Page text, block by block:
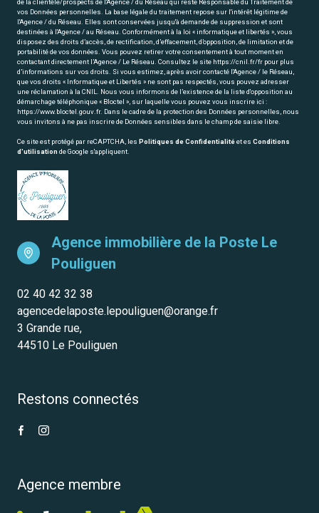
de la clientèle/prospects de l'Agence / du Réseau qui reste Responsable du Traitement de
vos Données personnelles. La base légale du traitement repose sur l'intérêt légitime de
l'Agence / du Réseau. Elles sont conservées jusqu'à demande de suppression et sont
destinées à l'Agence / au Réseau. Conformément à la loi « informatique et libertés », vous
disposez des droits d’accès, de rectification, d’effacement, d’opposition, de limitation et de
portabilité de vos données. Vous pouvez retirer votre consentement à tout moment en
contactant directement l’Agence / Le Réseau. Consultez le site https://cnil.fr/fr pour plus
d’informations sur vos droits. Si vous estimez, après avoir contacté l'Agence / le Réseau,
que vos droits « Informatique et Libertés » ne sont pas respectés, vous pouvez adresser
une réclamation à la CNIL. Nous vous informons de l’existence de la liste d'opposition au
démarchage téléphonique « Bloctel », sur laquelle vous pouvez vous inscrire ici :
https://www.bloctel.gouv.fr. Dans le cadre de la protection des Données personnelles, nous
vous invitons à ne pas inscrire de Données sensibles dans le champ de saisie libre.
Ce site est protégé par reCAPTCHA, les Politiques de Confidentialitéet es Conditions
d'utilisation de Google s'appliquent.
Agence immobilière de la Poste Le
Pouliguen
02 40 42 32 38
agencedelaposte.lepouliguen@orange.fr
3 Grande rue,
44510 Le Pouliguen
Restons connectés
Agence membre